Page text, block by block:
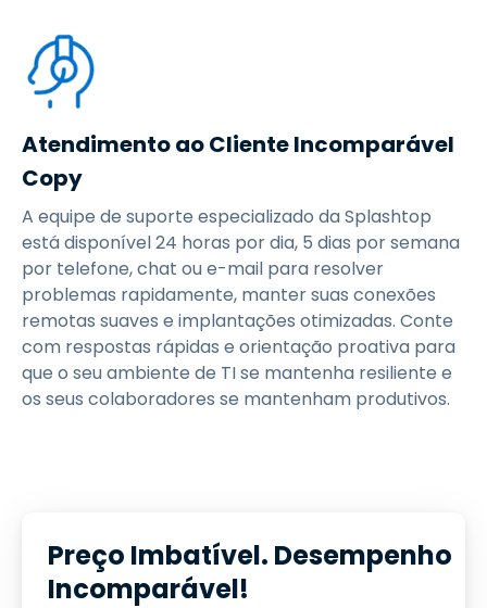
Atendimento ao Cliente Incomparável
Copy
A equipe de suporte especializado da Splashtop
está disponível 24 horas por dia, 5 dias por semana
por telefone, chat ou e-mail para resolver
problemas rapidamente, manter suas conexões
remotas suaves e implantações otimizadas. Conte
com respostas rápidas e orientação proativa para
que o seu ambiente de TI se mantenha resiliente e
os seus colaboradores se mantenham produtivos.
Preço Imbatível. Desempenho
Incomparável!